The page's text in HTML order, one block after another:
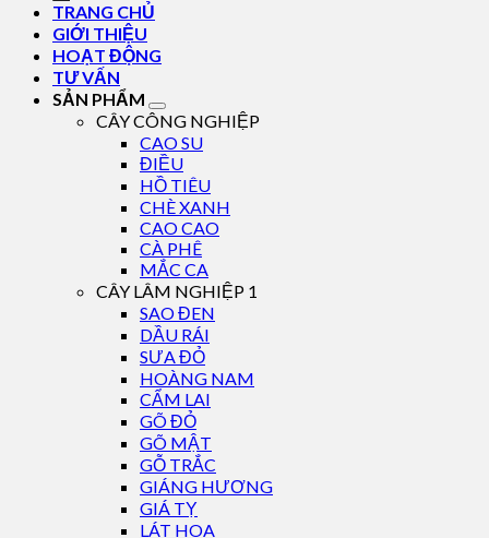
TRANG CHỦ
GIỚI THIỆU
HOẠT ĐỘNG
TƯ VẤN
SẢN PHẨM
CÂY CÔNG NGHIỆP
CAO SU
ĐIỀU
HỒ TIÊU
CHÈ XANH
CAO CAO
CÀ PHÊ
MẮC CA
CÂY LÂM NGHIỆP 1
SAO ĐEN
DẦU RÁI
SƯA ĐỎ
HOÀNG NAM
CẨM LAI
GÕ ĐỎ
GÕ MẬT
GỖ TRẮC
GIÁNG HƯƠNG
GIÁ TỴ
LÁT HOA